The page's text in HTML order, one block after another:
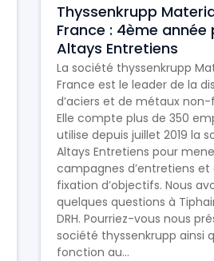
Thyssenkrupp
France : 4ème année
Altays Entretiens
La société thyssenkrupp
France est le leader de la
d’aciers et de métaux non-
Elle compte plus de 350
utilise depuis juillet 2019 la
Altays Entretiens pour
campagnes d’entretiens et
fixation d’objectifs. Nous
quelques questions à
DRH. Pourriez-vous nous
société thyssenkrupp ainsi
fonction au...